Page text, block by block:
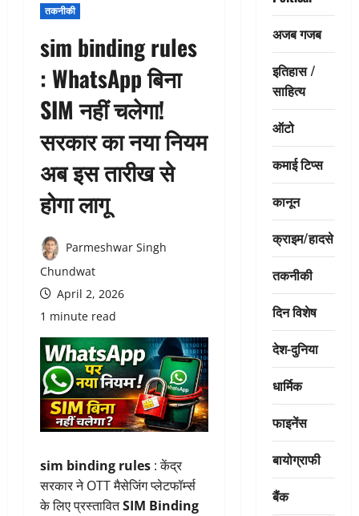
तकनीकी
sim binding rules
: WhatsApp बिना
SIM नहीं चलेगा!
सरकार का नया नियम
अब इस तारीख से
होगा लागू
Parmeshwar Singh
Chundwat
April 2, 2026
1 minute read
sim binding rules : केंद्र
सरकार ने OTT मैसेजिंग प्लेटफॉर्म्स
के लिए प्रस्तावितSIM Binding
अजब गजब
इतिहास /
साहित्य
ऑटो
कमाई टिप्स
कानून
क्राइम/हादसे
तकनीकी
दिन विशेष
देश-दुनिया
धार्मिक
फाइनेंस
बायोग्राफी
बैंक